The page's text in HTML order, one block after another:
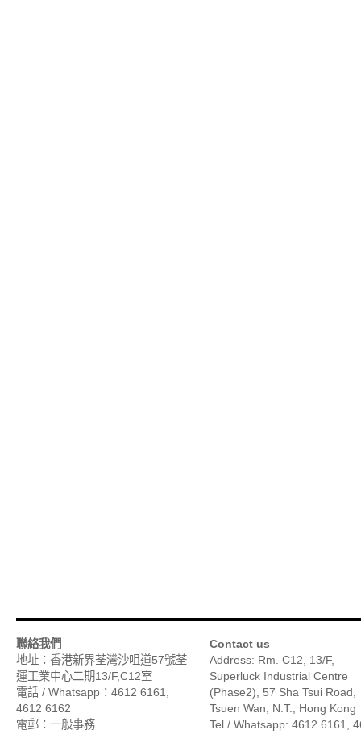
聯絡我們
地址：香港新界荃灣沙咀道57號荃
運工業中心二期13/F,C12室
電話 / Whatsapp：4612 6161,
4612 6162
電郵：一般事務
Contact us
Address: Rm. C12, 13/F,
Superluck Industrial Centre
(Phase2), 57 Sha Tsui Road,
Tsuen Wan, N.T., Hong Kong
Tel / Whatsapp: 4612 6161,